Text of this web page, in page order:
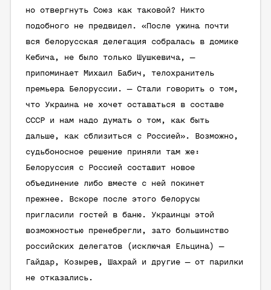
но отвергнуть Союз как таковой? Никто
подобного не предвидел. «После ужина почти
вся белорусская делегация собралась в домике
Кебича, не было только Шушкевича, —
припоминает Михаил Бабич, телохранитель
премьера Белоруссии. — Стали говорить о том,
что Украина не хочет оставаться в составе
СССР и нам надо думать о том, как быть
дальше, как сблизиться с Россией». Возможно,
судьбоносное решение приняли там же:
Белоруссия с Россией составит новое
объединение либо вместе с ней покинет
прежнее. Вскоре после этого белорусы
пригласили гостей в баню. Украинцы этой
возможностью пренебрегли, зато большинство
российских делегатов (исключая Ельцина) —
Гайдар, Козырев, Шахрай и другие — от парилки
не отказались.